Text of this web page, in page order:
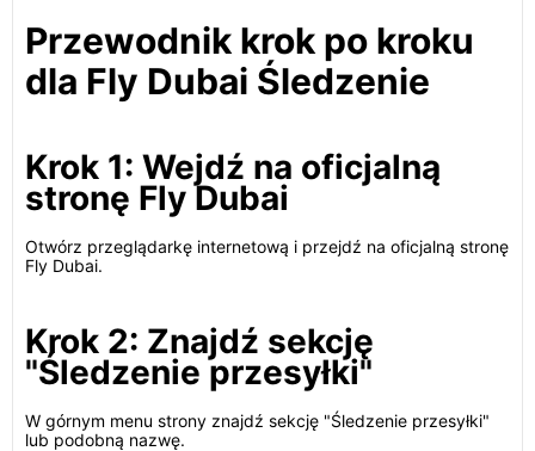
Przewodnik krok po kroku
dla Fly Dubai Śledzenie
Krok 1: Wejdź na oficjalną
stronę Fly Dubai
Otwórz przeglądarkę internetową i przejdź na oficjalną stronę
Fly Dubai.
Krok 2: Znajdź sekcję
"Śledzenie przesyłki"
W górnym menu strony znajdź sekcję "Śledzenie przesyłki"
lub podobną nazwę.